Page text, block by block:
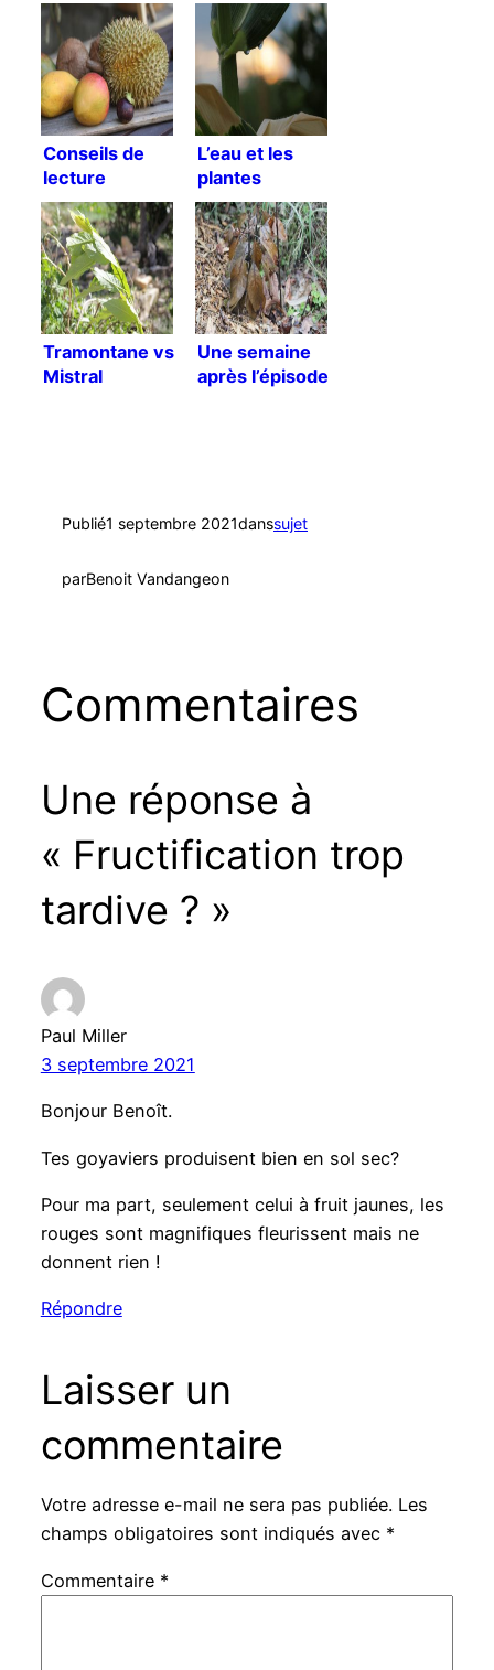
Conseils de
lecture
L’eau et les
plantes
Tramontane vs
Mistral
Une semaine
après l’épisode
Publié1 septembre 2021danssujet
parBenoit Vandangeon
Commentaires
Une réponse à
« Fructification trop
tardive ? »
Paul Miller
3 septembre 2021
Bonjour Benoît.
Tes goyaviers produisent bien en sol sec?
Pour ma part, seulement celui à fruit jaunes, les
rouges sont magnifiques fleurissent mais ne
donnent rien !
Répondre
Laisser un
commentaire
Votre adresse e-mail ne sera pas publiée. Les
champs obligatoires sont indiqués avec *
Commentaire *